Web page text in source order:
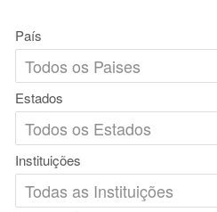
País
Estados
Instituições